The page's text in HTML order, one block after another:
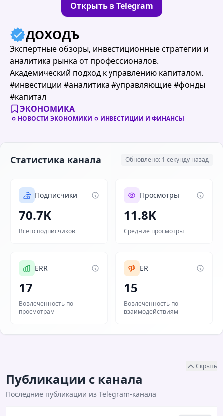
Открыть в Telegram
ДОХОДЪ
Экспертные обзоры, инвестиционные стратегии и
аналитика рынка от профессионалов.
Академический подход к управлению капиталом.
#инвестиции #аналитика #управляющие #фонды
#капитал
ЭКОНОМИКА
НОВОСТИ ЭКОНОМИКИ ИНВЕСТИЦИИ И ФИНАНСЫ
Статистика канала Обновлено: 1 секунду назад
Подписчики
70.7K
Всего подписчиков
Просмотры
11.8K
Средние просмотры
ERR
17
Вовлеченность по
просмотрам
ER
15
Вовлеченность по
взаимодействиям
Скрыть
Публикации с канала
Последние публикации из Telegram-канала